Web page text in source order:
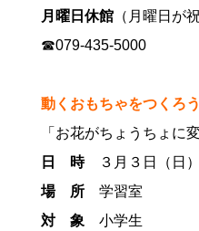
月曜日休館 （月曜日が
☎079-435-5000
動くおもちゃをつくろう
「お花がちょうちょに
日 時３月３日（日）
場 所 学習室
対 象 小学生